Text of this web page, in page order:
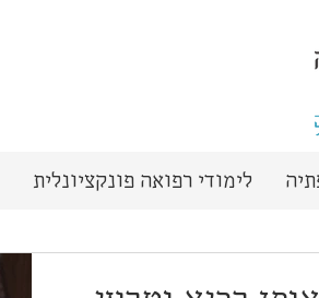
לימודי רפואה פונקציונלית